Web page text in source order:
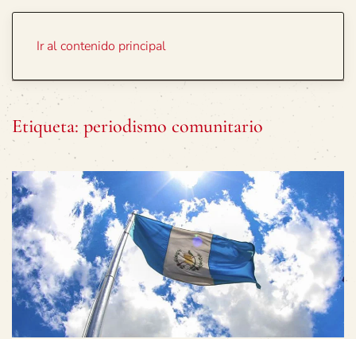
Ir al contenido principal
Etiqueta: periodismo comunitario